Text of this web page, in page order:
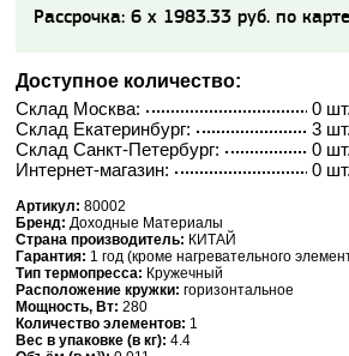
Рассрочка: 6 x 1983.33 руб. по
Доступное количество:
0 шт.
Склад Москва:
3 шт.
Склад Екатеринбург:
0 шт.
Склад Санкт-Петербург:
0 шт.
Интернет-магазин:
Артикул: 80002
Бренд: Доходные Материалы
Страна производитель: КИТАЙ
Гарантия: 1 год (кроме нагревательного
Тип термопресса: Кружечный
Расположение кружки: горизонтальное
Мощность, Вт: 280
Количество элементов: 1
Вес в упаковке (в кг): 4.4